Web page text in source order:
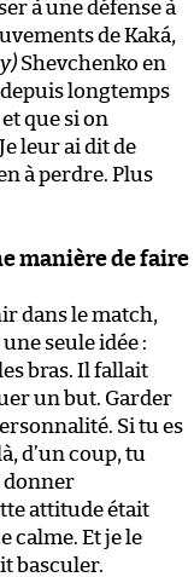
à une défense à
de Kaká,
Shevchenko en
longtemps
que si on
leur ai dit de
à perdre. Plus
manière de faire
dans le match,
seule idée :
bras. Il fallait
un but. Garder
Si tu es
d’un coup, tu
donner
attitude était
calme. Et je le
basculer.